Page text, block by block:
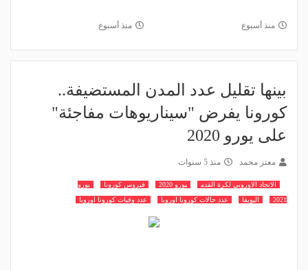
منذ أسبوع منذ أسبوع
بينها تقليل عدد المدن المستضيفة..
كورونا يفرض "سيناريوهات مفاجئة"
على يورو 2020
معتز محمد منذ 5 سنوات
الاتحاد الاوروبي لكرة القدم يورو 2020 فيروس كورونا
يورو
2021
اليويفا عدد حالات كورونا اوروبا عدد وفيات كورونا اوروبا